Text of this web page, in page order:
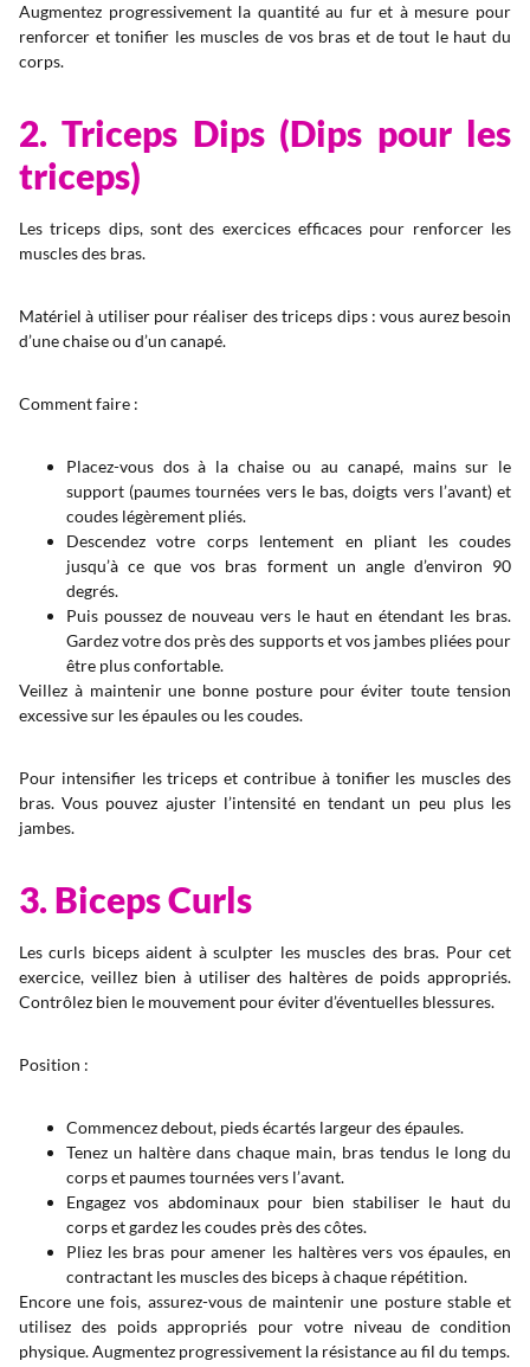
Augmentez progressivement la quantité au fur et à mesure pour
renforcer et tonifier les muscles de vos bras et de tout le haut du
corps.
2. Triceps Dips (Dips pour les
triceps)
Les triceps dips, sont des exercices efficaces pour renforcer les
muscles des bras.
Matériel à utiliser pour réaliser des triceps dips : vous aurez besoin
d’une chaise ou d’un canapé.
Comment faire :
Placez-vous dos à la chaise ou au canapé, mains sur le
support (paumes tournées vers le bas, doigts vers l’avant) et
coudes légèrement pliés.
Descendez votre corps lentement en pliant les coudes
jusqu’à ce que vos bras forment un angle d’environ 90
degrés.
Puis poussez de nouveau vers le haut en étendant les bras.
Gardez votre dos près des supports et vos jambes pliées pour
être plus confortable.
Veillez à maintenir une bonne posture pour éviter toute tension
excessive sur les épaules ou les coudes.
Pour intensifier les triceps et contribue à tonifier les muscles des
bras. Vous pouvez ajuster l’intensité en tendant un peu plus les
jambes.
3. Biceps Curls
Les curls biceps aident à sculpter les muscles des bras. Pour cet
exercice, veillez bien à utiliser des haltères de poids appropriés.
Contrôlez bien le mouvement pour éviter d’éventuelles blessures.
Position :
Commencez debout, pieds écartés largeur des épaules.
Tenez un haltère dans chaque main, bras tendus le long du
corps et paumes tournées vers l’avant.
Engagez vos abdominaux pour bien stabiliser le haut du
corps et gardez les coudes près des côtes.
Pliez les bras pour amener les haltères vers vos épaules, en
contractant les muscles des biceps à chaque répétition.
Encore une fois, assurez-vous de maintenir une posture stable et
utilisez des poids appropriés pour votre niveau de condition
physique. Augmentez progressivement la résistance au fil du temps.